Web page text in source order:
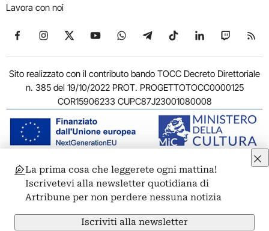
Lavora con noi
Seguici su Facebook
Seguici su Instagram
Seguici su X
Seguici su YouTube
Seguici su WhatsApp
Seguici su Telegram
Seguici su TikTok
Seguici su
Seguici
Sito realizzato con il contributo bando TOCC Decreto Direttoriale
n. 385 del 19/10/2022 PROT. PROGETTOTOCC0000125
COR15906233 CUPC87J23001080008
© 2011-2026 ARTRIBUNE srl – Corso Vittorio Emanuele II, 287 –
00186 Roma - P.I. 11381581005
Privacy: Responsabile della protezione dei dati personali
ARTRIBUNE srl – Corso Vittorio Emanuele II, 287 – 00186 Roma
Termini e condizioniPrivacy PolicyCookie PolicyCredits
La prima cosa che leggerete ogni mattina!
Iscrivetevi alla newsletter quotidiana di
Artribune per non perdere nessuna notizia
Iscriviti alla newsletter